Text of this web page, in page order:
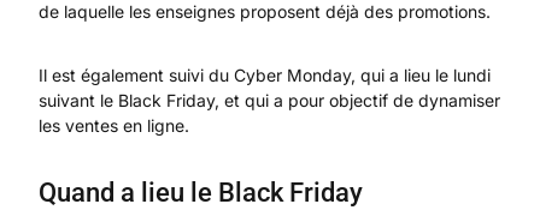
de laquelle les enseignes proposent déjà des promotions.
Il est également suivi du Cyber Monday, qui a lieu le lundi
suivant le Black Friday, et qui a pour objectif de dynamiser
les ventes en ligne.
Quand a lieu le Black Friday